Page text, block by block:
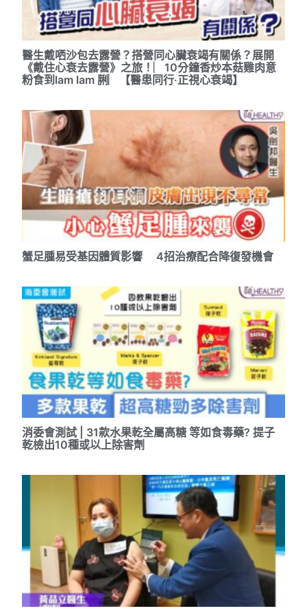
醫生戴哂沙包去露營？搭營同心臟衰竭有關係？展開
《戴住心衰去露營》之旅！︳10分鐘香炒本菇雞肉意
粉食到lam lam 脷︳【醫患同行‧正視心衰竭】
蟹足腫易受基因體質影響 4招治療配合降復發機會
消委會測試 | 31款水果乾全屬高糖 等如食毒藥? 提子
乾檢出10種或以上除害劑